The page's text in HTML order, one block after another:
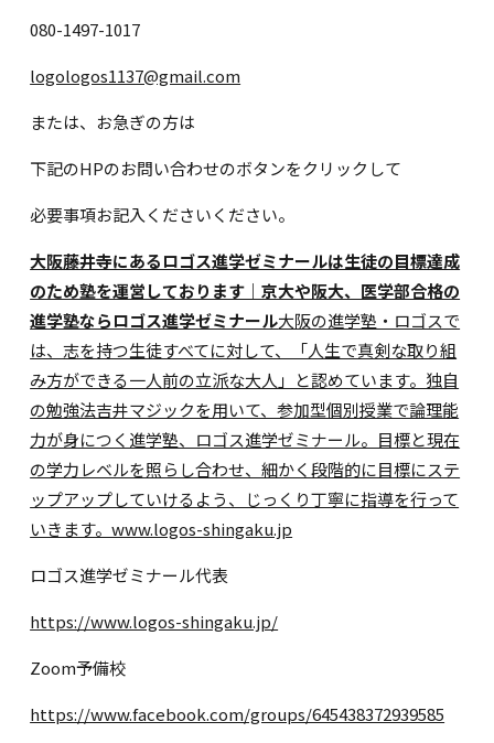
080-1497-1017
logologos1137@gmail.com
または、お急ぎの方は
下記のHPのお問い合わせのボタンをクリックして
必要事項お記入くださいください。
大阪藤井寺にあるロゴス進学ゼミナールは生徒の目標達成
のため塾を運営しております｜京大や阪大、医学部合格の
進学塾ならロゴス進学ゼミナール大阪の進学塾・ロゴスで
は、志を持つ生徒すべてに対して、「人生で真剣な取り組
み方ができる一人前の立派な大人」と認めています。独自
の勉強法吉井マジックを用いて、参加型個別授業で論理能
力が身につく進学塾、ロゴス進学ゼミナール。目標と現在
の学力レベルを照らし合わせ、細かく段階的に目標にステ
ップアップしていけるよう、じっくり丁寧に指導を行って
いきます。www.logos-shingaku.jp
ロゴス進学ゼミナール代表
https://www.logos-shingaku.jp/
Zoom予備校
https://www.facebook.com/groups/645438372939585